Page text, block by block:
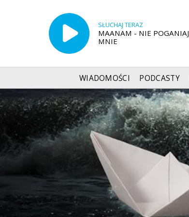
SŁUCHAJ TERAZ
MAANAM - NIE POGANIAJ
MNIE
WIADOMOŚCI PODCASTY